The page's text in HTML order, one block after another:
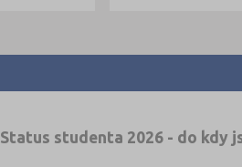
Status studenta 2026 - do kdy